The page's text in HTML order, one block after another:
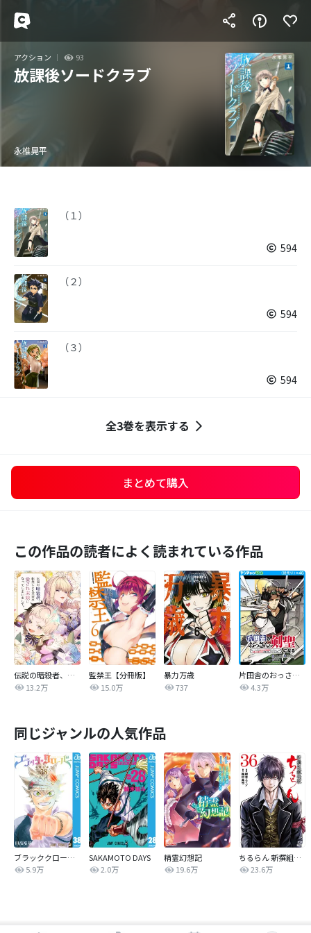
アクション 93
放課後ソードクラブ
永椎晃平
（１）
594
（２）
594
（３）
594
全3巻を表示する
まとめて購入
この作品の読者によく読まれている作品
伝説の暗殺者、転生したら王家の愛され末娘になってしまいまして。【タテヨミ】
13.2万
監禁王【分冊版】
15.0万
暴力万歳
737
片田舎のおっさん、剣聖になる～ただの田舎の剣術師範だったのに、大成した弟子たちが俺を放ってくれない件～(話売り)
4.3万
同じジャンルの人気作品
ブラッククローバー
5.9万
SAKAMOTO DAYS
2.0万
精霊幻想記
19.6万
ちるらん 新撰組鎮魂歌
23.6万